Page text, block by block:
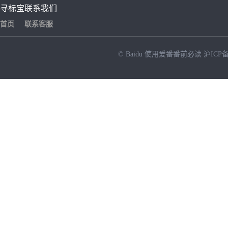
寻标宝
首页
联系我们
联系客服
© Baidu 使用爱番番前必读 沪ICP